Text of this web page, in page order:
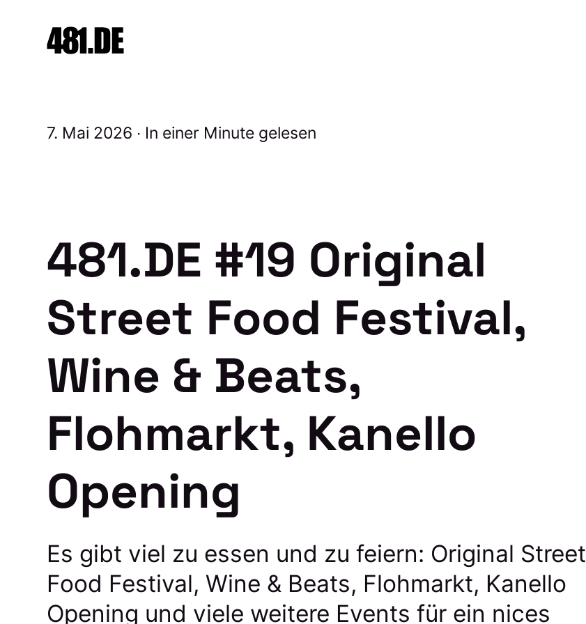
7. Mai 2026 In einer Minute gelesen
481.DE #19 Original
Street Food Festival,
Wine & Beats,
Flohmarkt, Kanello
Opening
Es gibt viel zu essen und zu feiern: Original Street
Food Festival, Wine & Beats, Flohmarkt, Kanello
Opening und viele weitere Events für ein nices